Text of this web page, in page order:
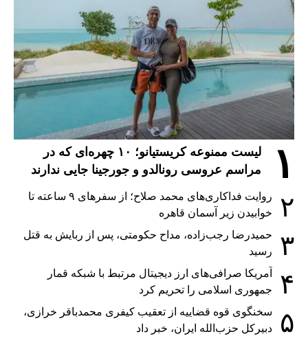
۱
لیست ممنوعه کریستیانو؛ ۱۰ چهره‌ای که در
مراسم عروسی رونالدو و جورجینا جایی ندارند
۲
روایت فداکاری‌های محمد صلاح؛ از سفرهای ۹ ساعته تا
خوابیدن زیر آسمان قاهره
۳
حمیدرضا رجب‌زاده، مداح حکومتی، پس از ربایش به قتل
رسید
۴
آمریکا صرافی‌های ارز دیجیتال مرتبط با شبکه قمار
جمهوری اسلامی را تحریم کرد
۵
سخنگوی قوه قضاییه از تعقیب کیفری محمدباقر خرازی،
دبیر‌کل حزب‌الله ایران، خبر داد